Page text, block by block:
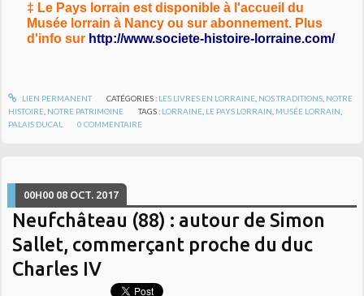
‡ Le Pays lorrain est disponible à l'accueil du
Musée lorrain à Nancy ou sur abonnement. Plus
d'info sur http://www.societe-histoire-lorraine.com/
LIEN PERMANENT CATÉGORIES : LES LIVRES EN LORRAINE, NOS TRADITIONS, NOTRE
HISTOIRE NOTRE PATRIMOINE TAGS : LORRAINE LE PAYS LORRAIN MUSÉE LORRAIN
PALAIS DUCAL
0 COMMENTAIRE
00H00 08 OCT. 2017
Neufchâteau (88) : autour de Simon
Sallet, commerçant proche du duc
Charles IV